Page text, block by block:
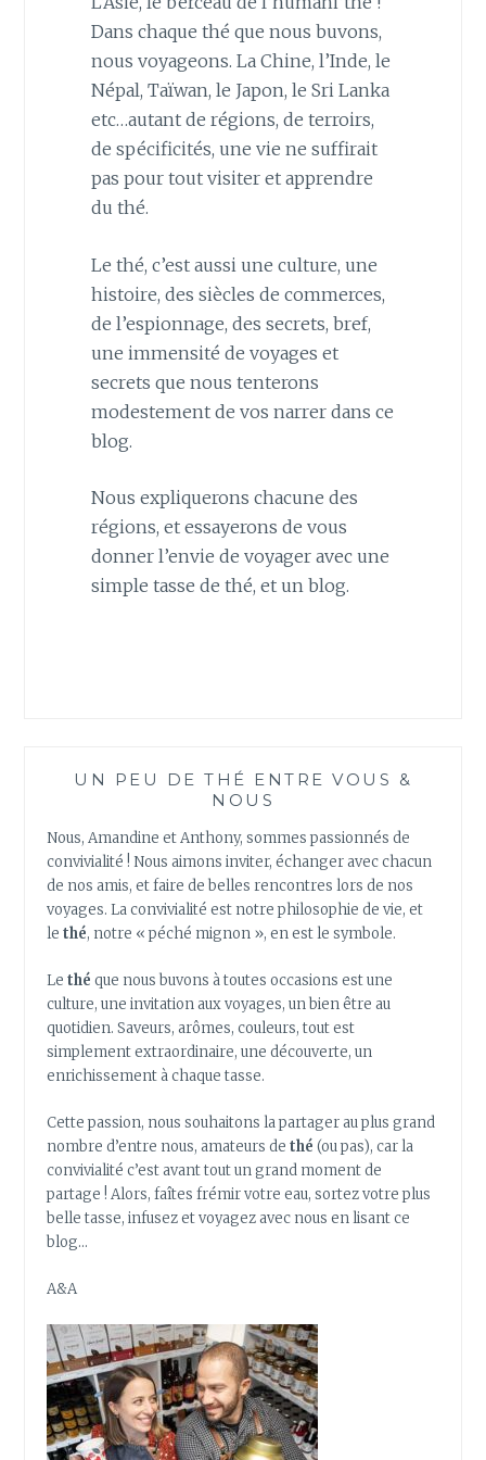
Dans chaque thé que nous buvons,
nous voyageons. La Chine, l’Inde, le
Népal, Taïwan, le Japon, le Sri Lanka
etc…autant de régions, de terroirs,
de spécificités, une vie ne suffirait
pas pour tout visiter et apprendre
du thé.
Le thé, c’est aussi une culture, une
histoire, des siècles de commerces,
de l’espionnage, des secrets, bref,
une immensité de voyages et
secrets que nous tenterons
modestement de vos narrer dans ce
blog.
Nous expliquerons chacune des
régions, et essayerons de vous
donner l’envie de voyager avec une
simple tasse de thé, et un blog.
UN PEU DE THÉ ENTRE VOUS &
NOUS
Nous, Amandine et Anthony, sommes passionnés de
convivialité ! Nous aimons inviter, échanger avec chacun
de nos amis, et faire de belles rencontres lors de nos
voyages. La convivialité est notre philosophie de vie, et
lethé, notre « péché mignon », en est le symbole.
Lethé que nous buvons à toutes occasions est une
culture, une invitation aux voyages, un bien être au
quotidien. Saveurs, arômes, couleurs, tout est
simplement extraordinaire, une découverte, un
enrichissement à chaque tasse.
Cette passion, nous souhaitons la partager au plus grand
nombre d’entre nous, amateurs de thé (ou pas), car la
convivialité c’est avant tout un grand moment de
partage ! Alors, faîtes frémir votre eau, sortez votre plus
belle tasse, infusez et voyagez avec nous en lisant ce
blog…
A&A